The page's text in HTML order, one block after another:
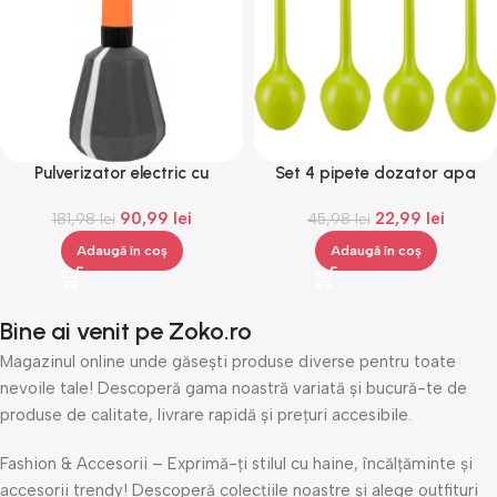
Pulverizator electric cu
181,98lei 90,99 lei
Adaugă în coș
Set 4 pipete dozator apa
zile, sistem de irigat plante,
Gonga®
45,98lei 22,99 lei
Adaugă în coș
Bine ai venit pe Zoko.ro
Magazinul online unde găsești produse diverse pentru toate
nevoile tale! Descoperă gama noastră variată și bucură-te de
produse de calitate, livrare rapidă și prețuri accesibile.
Fashion & Accesorii – Exprimă-ți stilul cu haine, încălțăminte și
accesorii trendy! Descoperă colecțiile noastre și alege outfituri